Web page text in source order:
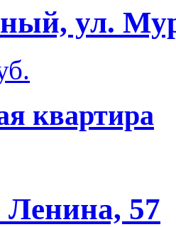
ул.
квартира
Ленина, 57